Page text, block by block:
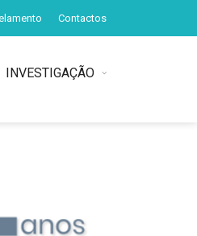
Contactos
INVESTIGAÇÃO